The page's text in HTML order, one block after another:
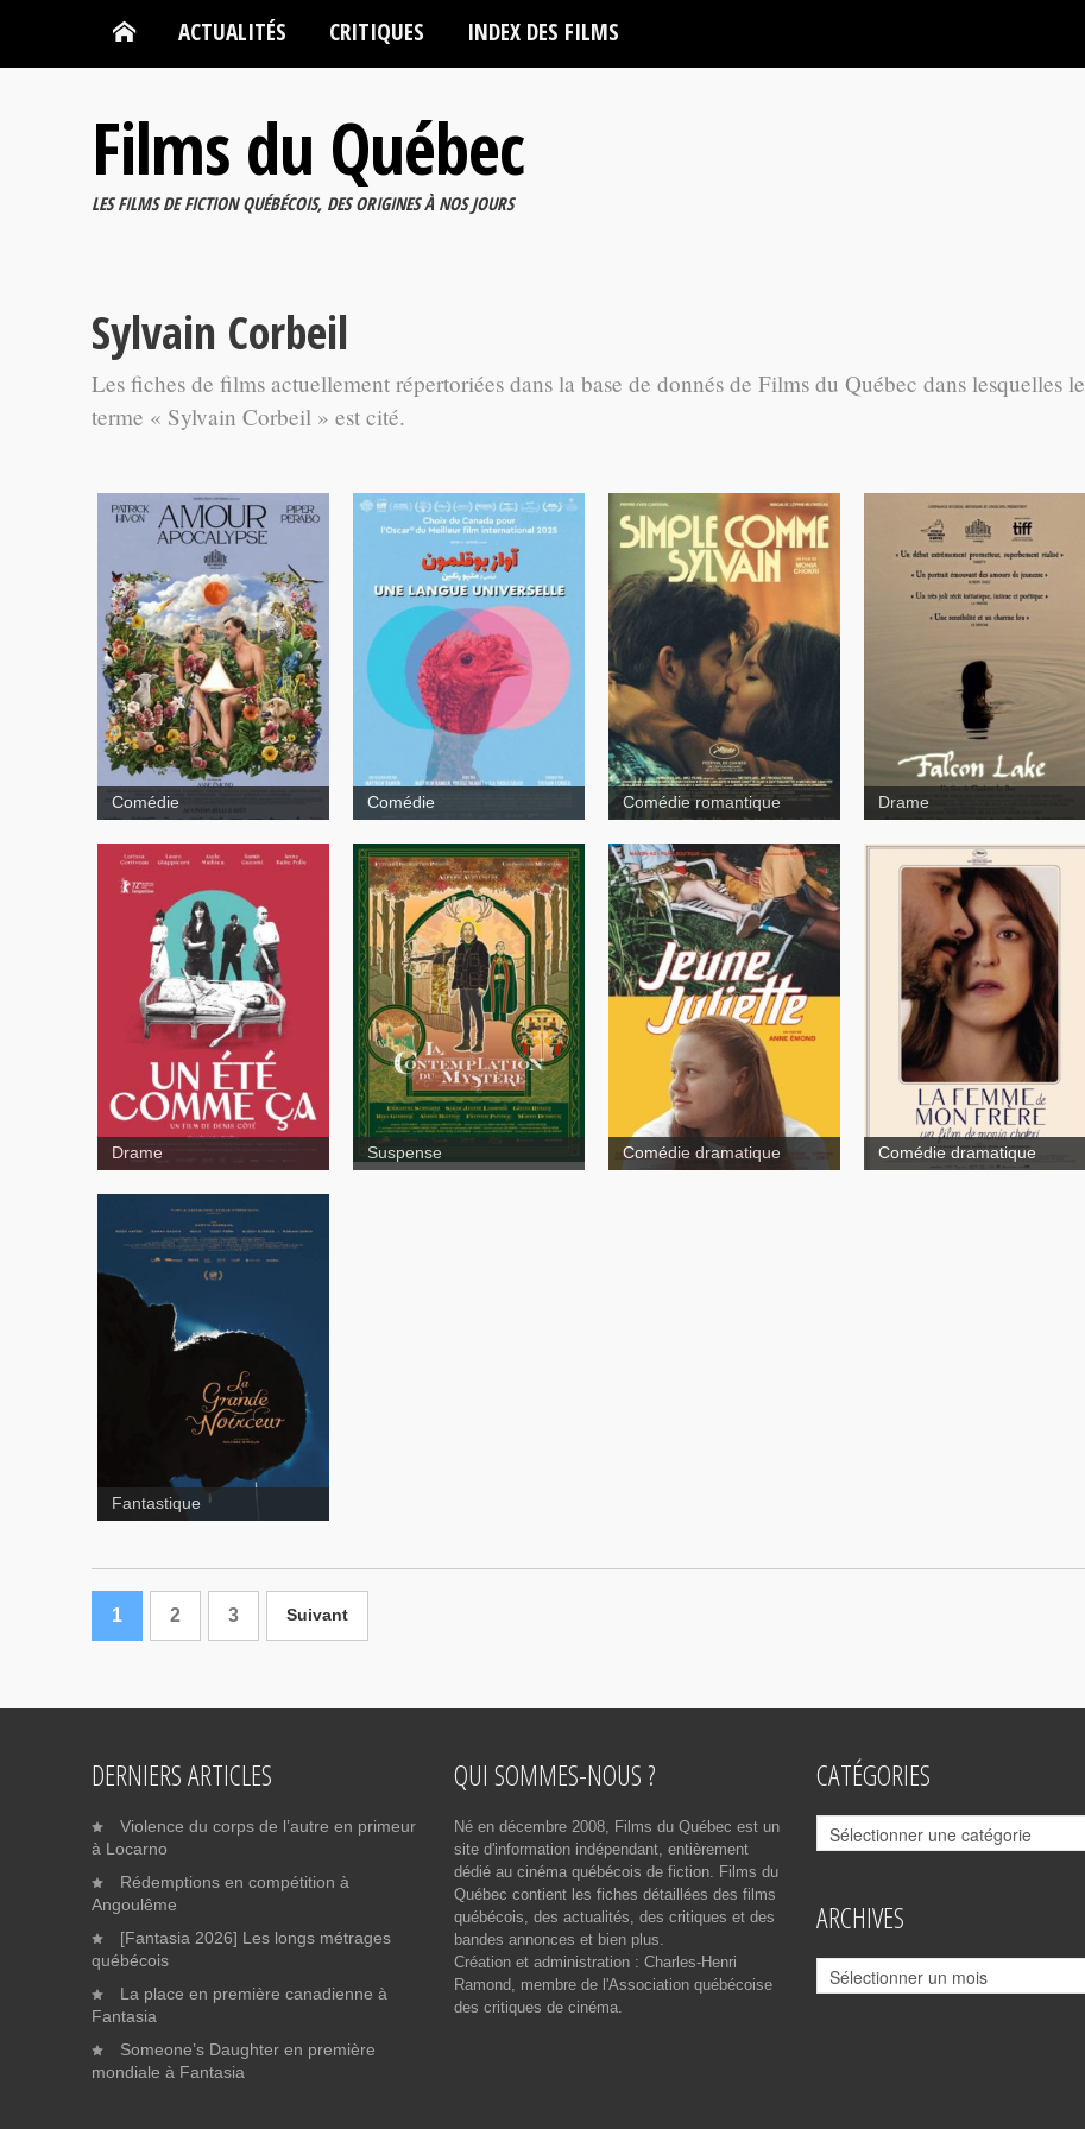
ACTUALITÉS CRITIQUES INDEX DES FILMS
Films du Québec
LES FILMS DE FICTION QUÉBÉCOIS, DES ORIGINES À NOS JOURS
Sylvain Corbeil
Les fiches de films actuellement répertoriées dans la base de donnés de Films du Québec dans lesquelles le
terme « Sylvain Corbeil » est cité.
Comédie
The
Twentieth Century
Comédie Comédie romantique Drame
Drame Suspense
Jeune
Juliette
Comédie dramatique
Quelqu’un
d’extraordinaire
Comédie dramatique
La grande
Fantastique
1 2 3 Suivant
DERNIERS ARTICLES
Violence du corps de l’autre en primeur
à Locarno
Rédemptions en compétition à
Angoulême
[Fantasia 2026] Les longs métrages
québécois
La place en première canadienne à
Fantasia
Someone’s Daughter en première
mondiale à Fantasia
QUI SOMMES-NOUS ?
Né en décembre 2008, Films du Québec est un
site d'information indépendant, entièrement
dédié au cinéma québécois de fiction. Films du
Québec contient les fiches détaillées des films
québécois, des actualités, des critiques et des
bandes annonces et bien plus.
Création et administration : Charles-Henri
Ramond, membre de l'Association québécoise
des critiques de cinéma.
CATÉGORIES
Catégories
ARCHIVES
Archives